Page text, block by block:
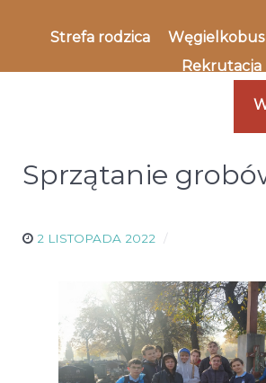
Strefa rodzica Węgielkobus
Rekrutacja
Sprzątanie
2 LISTOPADA 2022